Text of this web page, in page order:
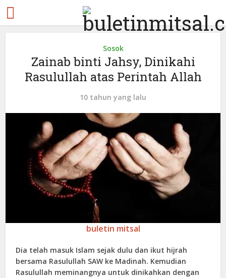
Sosok
Zainab binti Jahsy, Dinikahi
Rasulullah atas Perintah Allah
10 tahun yang lalu
buletin mitsal
Dia telah masuk Islam sejak dulu dan ikut hijrah
bersama Rasulullah SAW ke Madinah. Kemudian
Rasulullah meminangnya untuk dinikahkan dengan